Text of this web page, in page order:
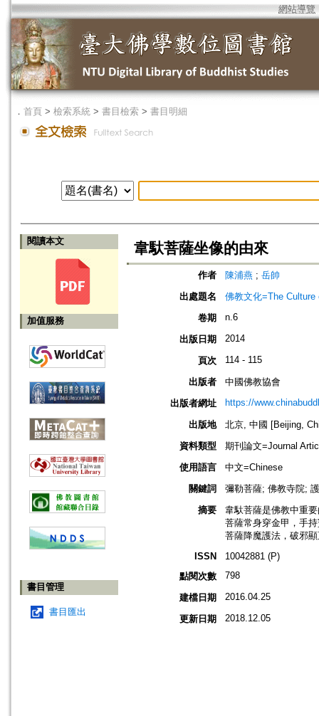
網站導覽
． 首頁 > 檢索系統 > 書目檢索 > 書目明細
閱讀本文
加值服務
書目管理
書目匯出
韋馱菩薩坐像的由來
作者 陳浦燕 ; 岳帥
出處題名
佛教文化=The
卷期
n.6
出版日期 2014
頁次 114 - 115
出版者
中國佛教協會
出版者網址
https://
出版地
北京, 中國 [Beijing,
資料類型
期刊論文=Journal
使用語言
中文=Chinese
關鍵詞
彌勒菩薩; 佛教寺院;
摘要
韋馱菩薩是佛教中重
菩薩常身穿金甲，手
菩薩降魔護法，破邪
ISSN
10042881 (P)
點閱次數
798
建檔日期 2016.04.25
更新日期 2018.12.05